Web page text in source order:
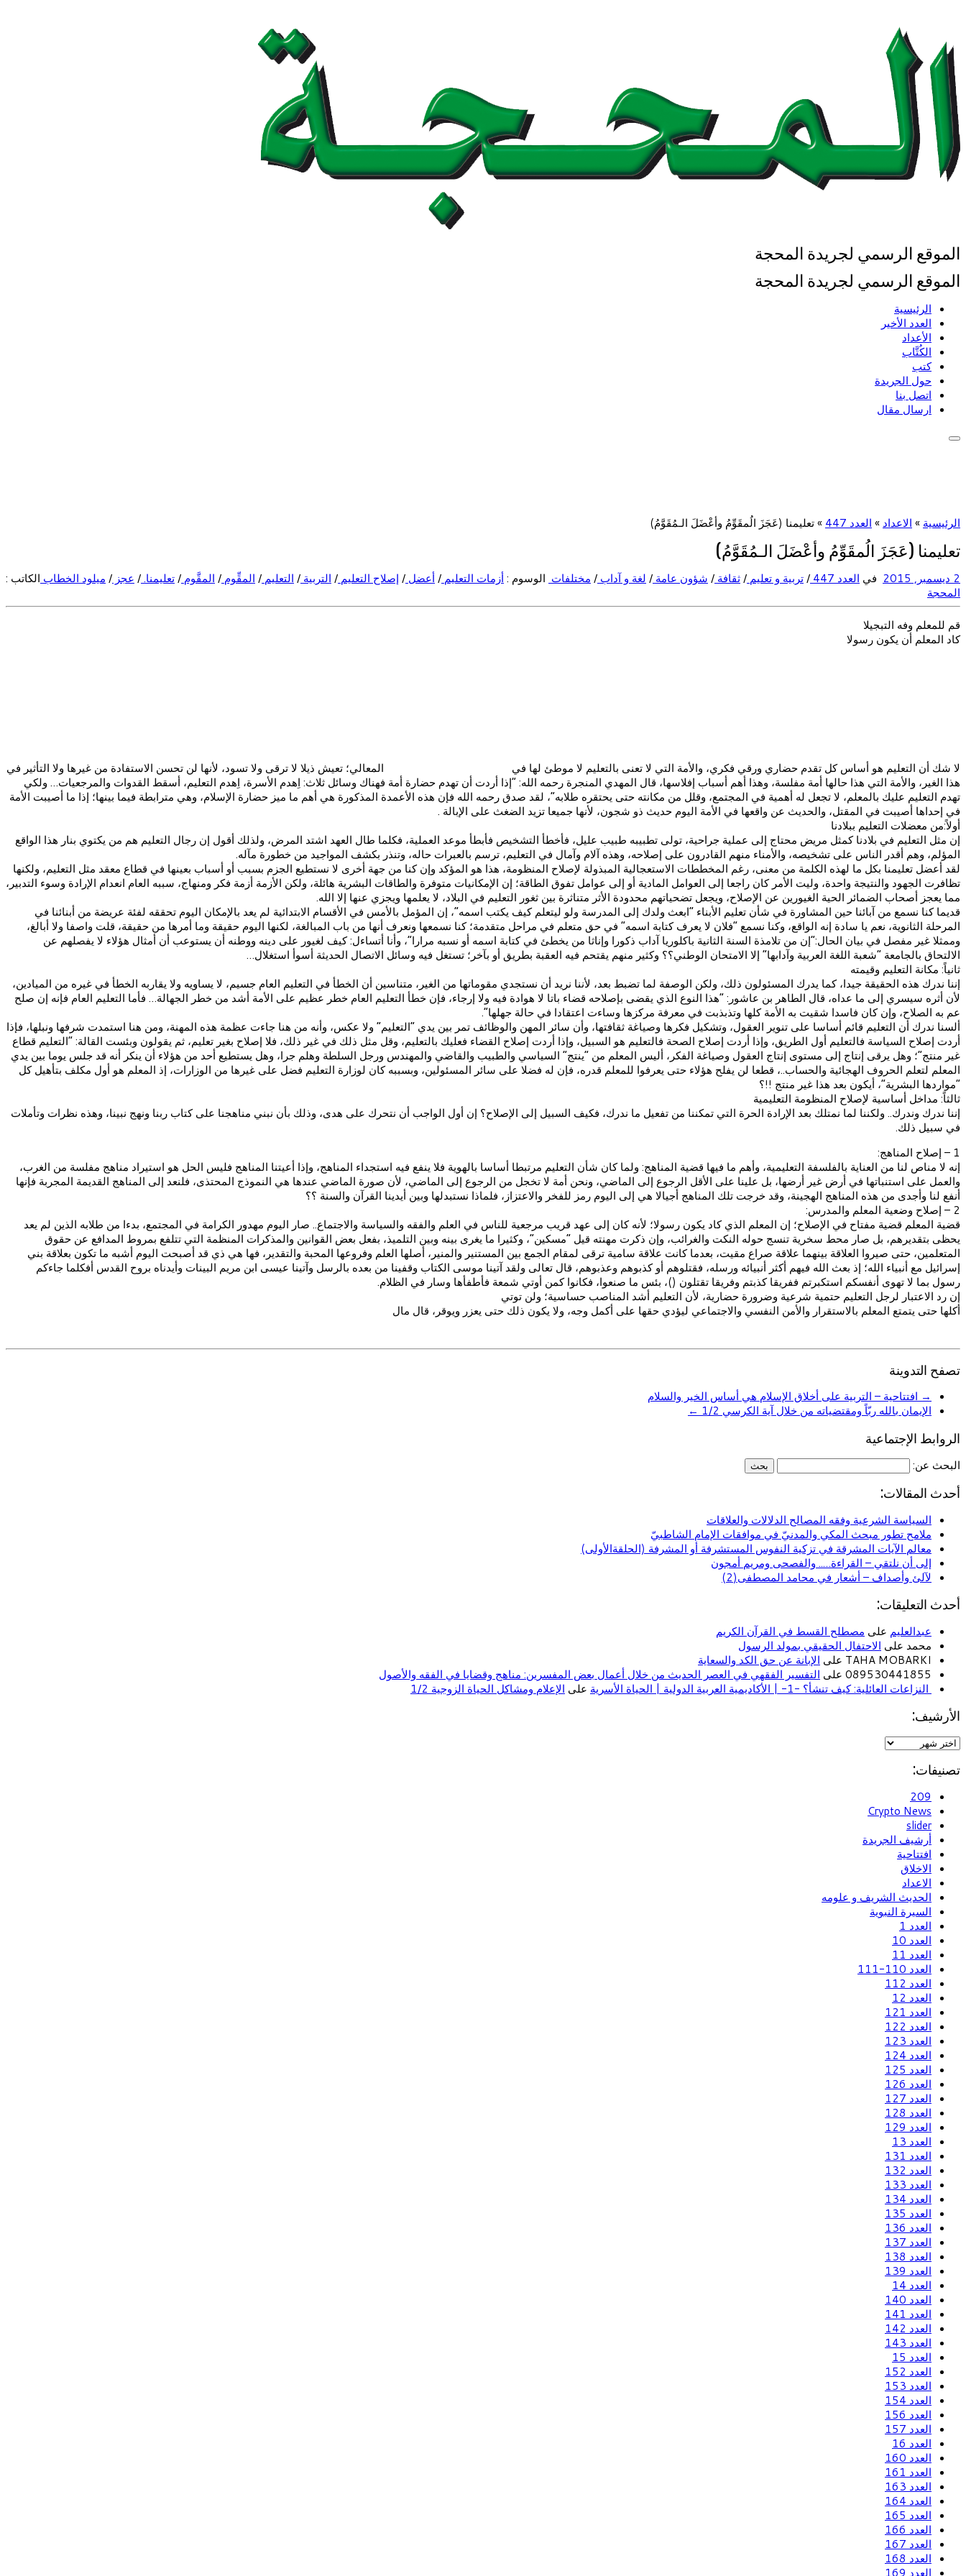
الموقع الرسمي لجريدة المحجة
الموقع الرسمي لجريدة المحجة
الرئيسية
العدد الأخير
الأعداد
الكُتَّاب
كتب
حول الجريدة
اتصل بنا
ارسال مقال
الرئيسية » الاعداد » العدد 447 »تعليمنا (عَجَزَ الُمقَوِّمُ وأعْضَلَ الـمُقَوَّمُ)
تعليمنا (عَجَزَ الُمقَوِّمُ وأعْضَلَ الـمُقَوَّمُ)
2 ديسمبر, 2015 في العدد 447 /تربية و تعليم /ثقافة / شؤون عامة / لغة و آداب / مختلفات الوسوم :أزمات التعليم /أعضل /إصلاح التعليم / التربية / التعليم / المقِّوم / المقَّوم /تعليمنا./ عجز / ميلود الخطاب الكاتب :
المحجة
قم للمعلم وفه التبجيلا
كاد المعلم أن يكون رسولا
لا شك أن التعليم هو أساس كل تقدم حضاري ورقي فكري، والأمة التي لا تعنى بالتعليم لا موطئ لها في
المعالي؛ تعيش ذيلا لا ترقى ولا تسود، لأنها لن تحسن الاستفادة من غيرها ولا التأثير في
هذا الغير، والأمة التي هذا حالها أمة مفلسة، وهذا أهم أسباب إفلاسها، قال المهدي المنجرة رحمه الله: “إذا أردت أن تهدم حضارة أمة فهناك وسائل ثلاث: اِهدم الأسرة، اِهدم التعليم، أسقط القدوات والمرجعيات… ولكي
تهدم التعليم عليك بالمعلم، لا تجعل له أهمية في المجتمع، وقلل من مكانته حتى يحتقره طلابه”، لقد صدق رحمه الله فإن هذه الأعمدة المذكورة هي أهم ما ميز حضارة الإسلام، وهي مترابطة فيما بينها؛ إذا ما أصيبت الأمة
في إحداها أصيبت في المقتل، والحديث عن واقعها في الأمة اليوم حديث ذو شجون، لأنها جميعا تزيد الضغث على الإبالة .
أولاً:من معضلات التعليم ببلادنا
إن مثل التعليم في بلادنا كمثل مريض محتاج إلى عملية جراحية، تولى تطبيبه طبيب عليل، فأخطأ التشخيص فأبطأ موعد العملية، فكلما طال العهد اشتد المرض، ولذلك أقول إن رجال التعليم هم من يكتوي بنار هذا الواقع
المؤلم، وهم أقدر الناس على تشخيصه، والأمناء منهم القادرون على إصلاحه، وهذه آلام وآمال في التعليم، ترسم بالعبرات حاله، وتنذر بكشف المواجيد من خطورة مآله.
لقد أعضل تعليمنا بكل ما لهذه الكلمة من معنى، رغم المخططات الاستعجالية المبذولة لإصلاح المنظومة، هذا هو المؤكد وإن كنا من جهة أخرى لا نستطيع الجزم بسبب أو أسباب بعينها في قطاع معقد مثل التعليم، ولكنها
تظافرت الجهود والنتيجة واحدة، وليت الأمر كان راجعا إلى العوامل المادية أو إلى عوامل تفوق الطاقة؛ إن الإمكانيات متوفرة والطاقات البشرية هائلة، ولكن الأزمة أزمة فكر ومنهاج، سببه العام انعدام الإرادة وسوء التدبير،
مما يعجز أصحاب الضمائر الحية الغيورين عن الإصلاح، ويجعل تضحياتهم محدودة الأثر متناثرة بين ثغور التعليم في البلاد، لا يعلمها ويجزي عنها إلا الله.
قديما كنا نسمع من آبائنا حين المشاورة في شأن تعليم الأبناء “ابعث ولدك إلى المدرسة ولو ليتعلم كيف يكتب اسمه”، إن المؤمل بالأمس في الأقسام الابتدائية لم يعد بالإمكان اليوم تحققه لفئة عريضة من أبنائنا في
المرحلة الثانوية، نعم يا سادة إنه الواقع، وكنا نسمع “فلان لا يعرف كتابة اسمه” في حق متعلم في مراحل متقدمة؛ كنا نسمعها ونعرف أنها من باب المبالغة، لكنها اليوم حقيقة وما أمرها من حقيقة، قلت واصفا ولا أبالغ،
وممثلا غير مفصل في بيان الحال:”إن من تلامذة السنة الثانية باكلوريا آداب ذكورا وإناثا من يخطئ في كتابة اسمه أو نسبه مرارا”، وأنا أتساءل: كيف لغيور على دينه ووطنه أن يستوعب أن أمثال هؤلاء لا يفصلهم عن
الالتحاق بالجامعة “شعبة اللغة العربية وآدابها” إلا الامتحان الوطني؟؟ وكثير منهم يقتحم فيه العقبة بطريق أو بآخر؛ تستغل فيه وسائل الاتصال الحديثة أسوأ استغلال…
ثانياً: مكانة التعليم وقيمته
إننا ندرك هذه الحقيقة جيدا، كما يدرك المسئولون ذلك، ولكن الوصفة لما تضبط بعد، لأننا نريد أن نستجدي مقوماتها من الغير، متناسين أن الخطأ في التعليم العام جسيم، لا يساويه ولا يقاربه الخطأ في غيره من الميادين،
لأن أثره سيسري إلى ما عداه، قال الطاهر بن عاشور: “هذا النوع الذي يقضى بإصلاحه قضاء باتا لا هوادة فيه ولا إرجاء، فإن خطأ التعليم العام خطر عظيم على الأمة أشد من خطر الجهالة… فأما التعليم العام فإنه إن صلح
عم به الصلاح، وإن كان فاسدا شقيت به الأمة كلها وتذبذبت في معرفة مركزها وساءت اعتقادا في حالة جهلها”.
ألسنا ندرك أن التعليم قائم أساسا على تنوير العقول، وتشكيل فكرها وصياغة ثقافتها، وأن سائر المهن والوظائف تمر بين يدي “التعليم” ولا عكس، وأنه من هنا جاءت عظمة هذه المهنة، ومن هنا استمدت شرفها ونبلها، فإذا
أردت إصلاح السياسة فالتعليم أول الطريق، وإذا أردت إصلاح الصحة فالتعليم هو السبيل، وإذا أردت إصلاح القضاء فعليك بالتعليم، وقل مثل ذلك في غير ذلك، فلا إصلاح بغير تعليم، ثم يقولون وبئست القالة: “التعليم قطاع
غير منتج”؛ وهل يرقى إنتاج إلى مستوى إنتاج العقول وصياغة الفكر، أليس المعلم من “ينتج” السياسي والطبيب والقاضي والمهندس ورجل السلطة وهلم جرا، وهل يستطيع أحد من هؤلاء أن ينكر أنه قد جلس يوما بين يدي
المعلم لتعلم الحروف الهجائية والحساب..، قطعا لن يفلح هؤلاء حتى يعرفوا للمعلم قدره، فإن له فضلا على سائر المسئولين، وبسببه كان لوزارة التعليم فضل على غيرها من الوزارات، إذ المعلم هو أول مكلف بتأهيل كل
“مواردها البشرية”، أيكون بعد هذا غير منتج !!؟
ثالثاً: مداخل أساسية لإصلاح المنظومة التعليمية
إننا ندرك وندرك.. ولكننا لما نمتلك بعد الإرادة الحرة التي تمكننا من تفعيل ما ندرك، فكيف السبيل إلى الإصلاح؟ إن أول الواجب أن نتحرك على هدى، وذلك بأن نبني مناهجنا على كتاب ربنا ونهج نبينا، وهذه نظرات وتأملات
في سبيل ذلك.
1 – إصلاح المناهج:
إنه لا مناص لنا من العناية بالفلسفة التعليمية، وأهم ما فيها قضية المناهج: ولما كان شأن التعليم مرتبطا أساسا بالهوية فلا ينفع فيه استجداء المناهج، وإذا أعيتنا المناهج فليس الحل هو استيراد مناهج مفلسة من الغرب،
والعمل على استنباتها في أرض غير أرضها، بل علينا على الأقل الرجوع إلى الماضي، ونحن أمة لا تخجل من الرجوع إلى الماضي، لأن صورة الماضي عندها هي النموذج المحتذى، فلنعد إلى المناهج القديمة المجربة فإنها
أنفع لنا وأجدى من هذه المناهج الهجينة، وقد خرجت تلك المناهج أجيالا هي إلى اليوم رمز للفخر والاعتزاز، فلماذا نستبدلها وبين أيدينا القرآن والسنة ؟؟
2 – إصلاح وضعية المعلم والمدرس:
قضية المعلم قضية مفتاح في الإصلاح؛ إن المعلم الذي كاد يكون رسولا؛ لأنه كان إلى عهد قريب مرجعية للناس في العلم والفقه والسياسة والاجتماع.. صار اليوم مهدور الكرامة في المجتمع، بدءا من طلابه الذين لم يعد
يحظى بتقديرهم، بل صار محط سخرية تنسج حوله النكت والغرائب، وإن ذكرت مهنته قيل “مسكين”، وكثيرا ما يغرى بينه وبين التلميذ، بفعل بعض القوانين والمذكرات المنظمة التي تتلفع بمروط المدافع عن حقوق
المتعلمين، حتى صيروا العلاقة بينهما علاقة صراع مقيت، بعدما كانت علاقة سامية ترقى لمقام الجمع بين المستنير والمنير، أصلها العلم وفروعها المحبة والتقدير، فها هي ذي قد أصبحت اليوم أشبه ما تكون بعلاقة بني
إسرائيل مع أنبياء الله؛ إذ بعث الله فيهم أكثر أنبيائه ورسله، فقتلوهم أو كذبوهم وعذبوهم، قال تعالى ولقد آتينا موسى الكتاب وقفينا من بعده بالرسل وآتينا عيسى ابن مريم البينات وأيدناه بروح القدس أفكلما جاءكم
رسول بما لا تهوى أنفسكم استكبرتم ففريقا كذبتم وفريقا تقتلون ()، بئس ما صنعوا، فكانوا كمن أوتي شمعة فأطفأها وسار في الظلام.
إن رد الاعتبار لرجل التعليم حتمية شرعية وضرورة حضارية، لأن التعليم أشد المناصب حساسية؛ ولن توتي
أكلها حتى يتمتع المعلم بالاستقرار والأمن النفسي والاجتماعي ليؤدي حقها على أكمل وجه، ولا يكون ذلك حتى يعزر ويوقر، قال مال
تصفح التدوينة
→ افتتاحية – التربية على أخلاق الإسلام هي أساس الخير والسلام
الإيمان بالله ربّاً ومقتضياته من خلال آية الكرسي 1/2
←
الروابط الإجتماعية
البحث عن:
أحدث المقالات:
السياسة الشرعية وفقه المصالح الدلالات والعلاقات
ملامح تطور مبحث المكي والمدنيّ في موافقات الإمام الشاطبيّ
معالم الآيات المشرقة في تزكية النفوس المستشرفة أو المشرفة (الحلقةالأولى)
إلى أن نلتقي – القراءة….. والفصحى ومريم أمجون
لآلئ وأصداف – أشعار في محامد المصطفى(2)
أحدث التعليقات:
عبدالعليم على مصطلح القسط في القرآن الكريم
محمد على الاحتفال الحقيقي بمولد الرسول
TAHA MOBARKI على
الإبانة عن حق الكد والسعاية
089530441855 على
التفسير الفقهي في العصر الحديث من خلال أعمال بعض المفسرين: مناهج وقضايا في الفقه والأصول
النزاعات العائلية: كيف تنشأ؟ -1- | الأكاديمية العربية الدولية | الحياة الأسرية
على الإعلام ومشاكل الحياة الزوجية 1/2
الأرشيف:
تصنيفات:
209
Crypto News
slider
أرشيف الجريدة
افتتاحية
الاخلاق
الاعداد
الحديث الشريف و علومه
السيرة النبوية
العدد 1
العدد 10
العدد 11
العدد 110-111
العدد 112
العدد 12
العدد 121
العدد 122
العدد 123
العدد 124
العدد 125
العدد 126
العدد 127
العدد 128
العدد 129
العدد 13
العدد 131
العدد 132
العدد 133
العدد 134
العدد 135
العدد 136
العدد 137
العدد 138
العدد 139
العدد 14
العدد 140
العدد 141
العدد 142
العدد 143
العدد 15
العدد 152
العدد 153
العدد 154
العدد 156
العدد 157
العدد 16
العدد 160
العدد 161
العدد 163
العدد 164
العدد 165
العدد 166
العدد 167
العدد 168
العدد 169